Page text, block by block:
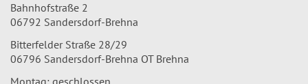
Bahnhofstraße 2
06792 Sandersdorf-Brehna
Bitterfelder Straße 28/29
06796 Sandersdorf-Brehna OT Brehna